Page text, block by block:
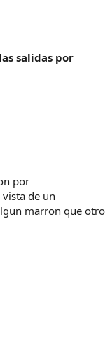
salidas por
por
de un
marron que otro